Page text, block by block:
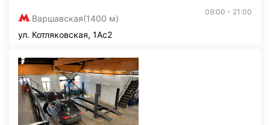
Варшавская(1400 м)
09:00 - 21:00
ул. Котляковская, 1Ас2